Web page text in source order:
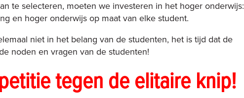
te selecteren, moeten we investeren in het hoger onderwijs:
en hoger onderwijs op maat van elke student.
niet in het belang van de studenten, het is tijd dat de
noden en vragen van de studenten!
tegen de elitaire knip!